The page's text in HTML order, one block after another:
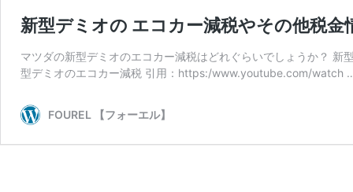
新型デミオの エコカー減税やその他税金
マツダの新型デミオのエコカー減税はどれぐらいでしょうか？
型デミオのエコカー減税 引用：https:/www.youtube.com/watch
FOUREL 【フォーエル】